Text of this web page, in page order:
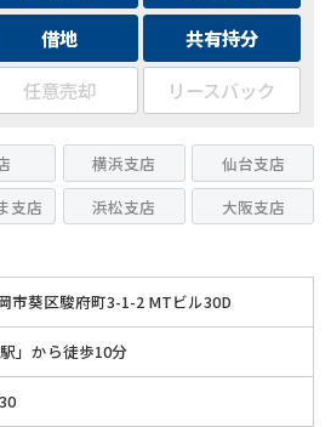
借地
共有持分
任意売却 リースバック
横浜支店
仙台支店
支店 浜松支店
大阪支店
市葵区駿府町3-1-2 MTビル30D
」から徒歩10分